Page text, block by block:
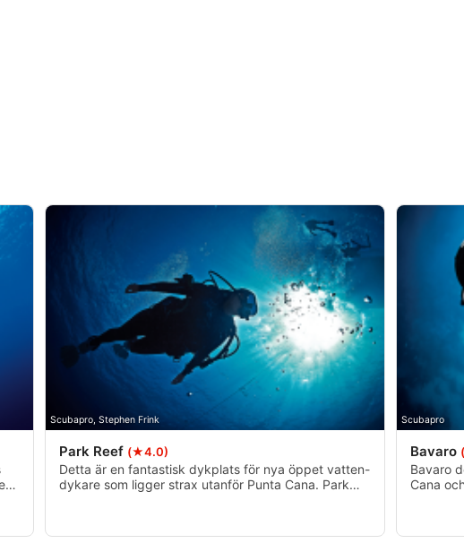
Scubapro, Stephen Frink
Park Reef (★4.0)
Detta är en fantastisk dykplats för nya öppet vatten-
dykare som ligger strax utanför Punta Cana. Park
Scubapro
Bavaro
Bavaro
Cana